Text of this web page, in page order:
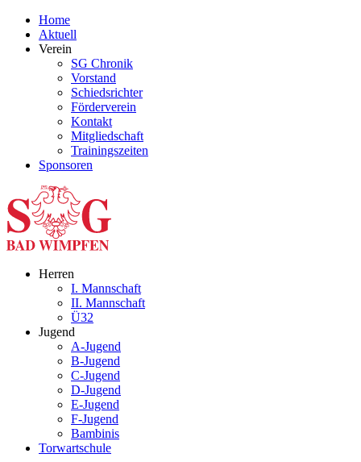
Home
Aktuell
Verein
SG Chronik
Vorstand
Schiedsrichter
Förderverein
Kontakt
Mitgliedschaft
Trainingszeiten
Sponsoren
Herren
I. Mannschaft
II. Mannschaft
Ü32
Jugend
A-Jugend
B-Jugend
C-Jugend
D-Jugend
E-Jugend
F-Jugend
Bambinis
Torwartschule